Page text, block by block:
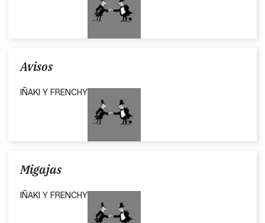
Avisos
IÑAKI Y FRENCHY
Migajas
IÑAKI Y FRENCHY